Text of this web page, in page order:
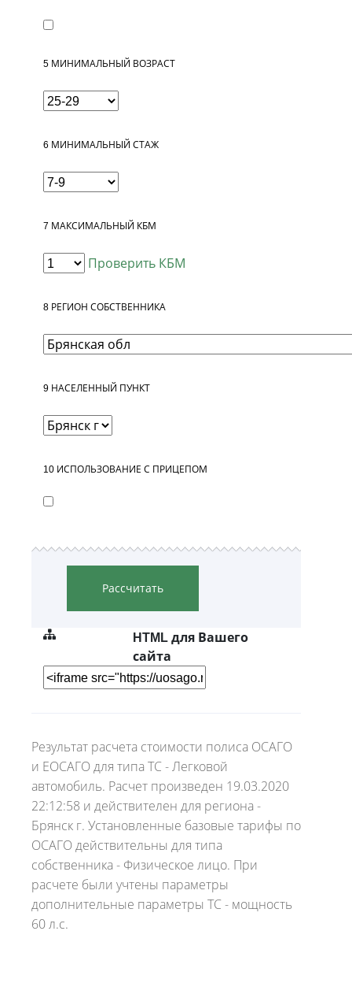
5 МИНИМАЛЬНЫЙ ВОЗРАСТ
6 МИНИМАЛЬНЫЙ СТАЖ
7 МАКСИМАЛЬНЫЙ КБМ
Проверить КБМ
8 РЕГИОН СОБСТВЕННИКА
9 НАСЕЛЕННЫЙ ПУНКТ
10 ИСПОЛЬЗОВАНИЕ С ПРИЦЕПОМ
Рассчитать
HTML для Вашего
сайта
Результат расчета стоимости полиса ОСАГО
и ЕОСАГО для типа ТС - Легковой
автомобиль. Расчет произведен 19.03.2020
22:12:58 и действителен для региона -
Брянск г. Установленные базовые тарифы по
ОСАГО действительны для типа
собственника - Физическое лицо. При
расчете были учтены параметры
дополнительные параметры ТС - мощность
60 л.с.